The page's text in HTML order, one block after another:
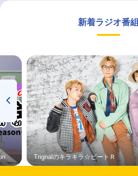
新着ラジオ番組
Trignalのキラキラ☆ビートＲ